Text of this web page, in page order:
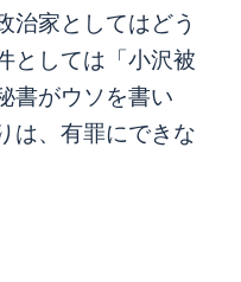
治家としてはどう
としては「小沢被
書がウソを書い
は、有罪にできな